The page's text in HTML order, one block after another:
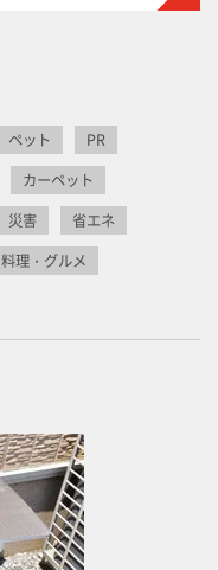
ペット
PR
カーペット
災害
省エネ
料理・グルメ